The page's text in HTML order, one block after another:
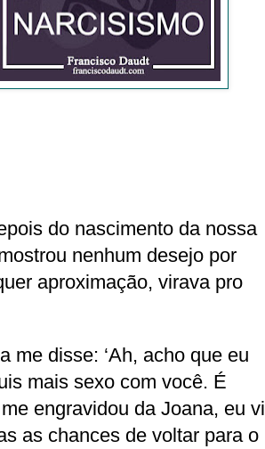
do nascimento da nossa
nenhum desejo por
aproximação, virava pro
me disse: ‘Ah, acho que eu
mais sexo com você. É
engravidou da Joana, eu vi
as chances de voltar para o